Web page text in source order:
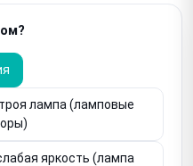
лампа (ламповые
яркость (лампа